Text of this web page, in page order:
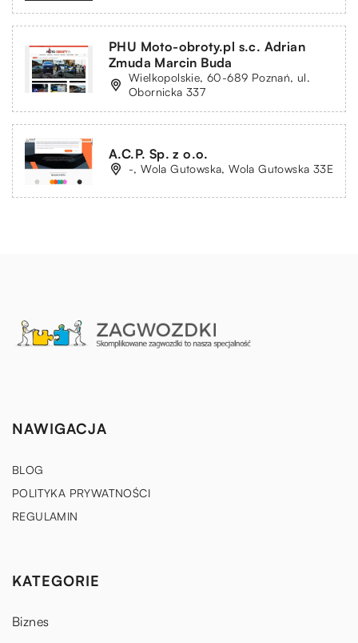
PHU Moto-obroty.pl s.c. Adrian
Zmuda Marcin Buda
Wielkopolskie, 60-689 Poznań, ul.
Obornicka 337
A.C.P. Sp. z o.o.
-, Wola Gutowska, Wola Gutowska 33E
NAWIGACJA
BLOG
POLITYKA PRYWATNOŚCI
REGULAMIN
KATEGORIE
Biznes